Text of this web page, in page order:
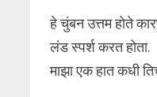
हे चुंबन उत्तम होते
लंड स्पर्श करत होता.
माझा एक हात कधी